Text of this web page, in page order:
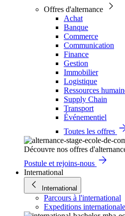
Offres d'alternance
Achat
Banque
Commerce
Communication
Finance
Gestion
Immobilier
Logistique
Ressources
Supply Chain
Transport
Événementiel
Toutes les offres
Découvre nos offres
Postule et rejoins-nous
International
International
Parcours à l'international
Expeditions